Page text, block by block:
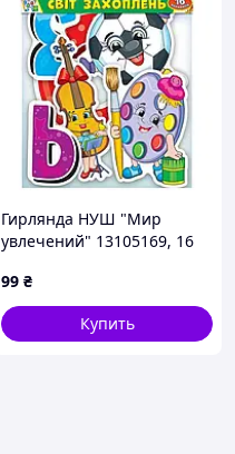
Гирлянда НУШ "Мир
увлечений" 13105169, 16
99 ₴
Купить